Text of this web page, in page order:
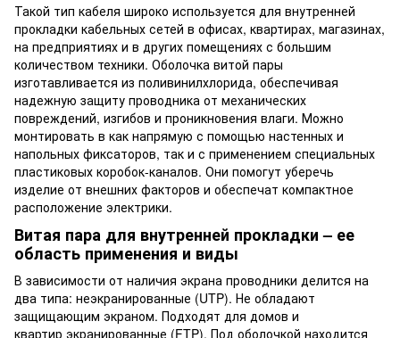
Такой тип кабеля широко используется для внутренней
прокладки кабельных сетей в офисах, квартирах, магазинах,
на предприятиях и в других помещениях с большим
количеством техники. Оболочка витой пары
изготавливается из поливинилхлорида, обеспечивая
надежную защиту проводника от механических
повреждений, изгибов и проникновения влаги. Можно
монтировать в как напрямую с помощью настенных и
напольных фиксаторов, так и с применением специальных
пластиковых коробок-каналов. Они помогут уберечь
изделие от внешних факторов и обеспечат компактное
расположение электрики.
Витая пара для внутренней прокладки – ее
область применения и виды
В зависимости от наличия экрана проводники делится на
два типа: неэкранированные (UTP). Не обладают
защищающим экраном. Подходят для домов и
квартир экранированные (FTP). Под оболочкой находится